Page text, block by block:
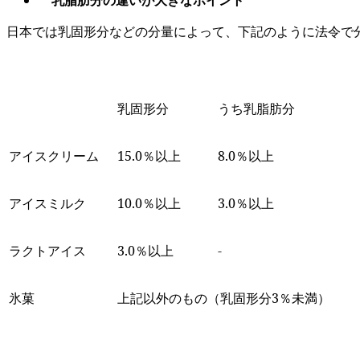
日本では乳固形分などの分量によって、下記のように法令で
乳固形分 うち乳脂肪分
アイスクリーム 15.0％以上 8.0％以上
アイスミルク 10.0％以上 3.0％以上
ラクトアイス 3.0％以上 -
氷菓 上記以外のもの（乳固形分3％未満）